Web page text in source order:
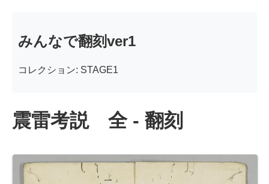
みんなで翻刻ver1
コレクション: STAGE1
震雷考説 全 - 翻刻